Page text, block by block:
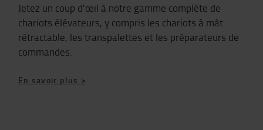
Jetez un coup d'œil à notre gamme complète de
chariots élévateurs, y compris les chariots à mât
rétractable, les transpalettes et les préparateurs de
commandes.
En savoir plus >